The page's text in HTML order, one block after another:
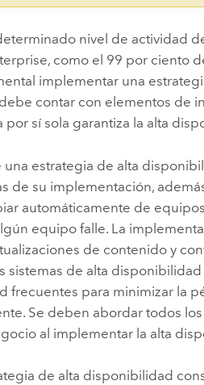
nivel de actividad
, como el 99 por ciento
implementar una
contar con elementos de
sí sola garantiza la alta
estrategia de alta
de su implementación,
automáticamente de
equipo falle. La
de contenido y
sistemas de alta
frecuentes para minimizar la
Se deben abordar todos
al implementar la alta
de alta disponibilidad